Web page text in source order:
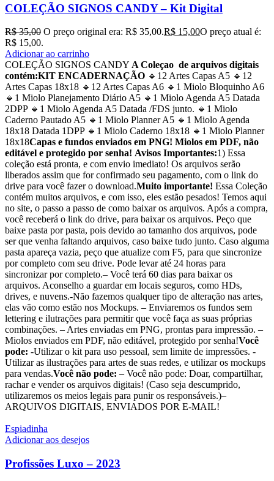
COLEÇÃO SIGNOS CANDY – Kit Digital
R$35,00 O preço original era: R$ 35,00.R$ 15,00O preço atual é:
R$ 15,00.
Adicionar ao carrinho
COLEÇÃO SIGNOS CANDY A Coleçao de arquivos digitais
contém:KIT ENCADERNAÇÃO 🔹12 Artes Capas A5 🔹12
Artes Capas 18x18 🔹12 Artes Capas A6 🔹1 Miolo Bloquinho A6
🔹1 Miolo Planejamento Diário A5 🔹1 Miolo Agenda A5 Datada
2DPP 🔹1 Miolo Agenda A5 Datada /FDS junto. 🔹1 Miolo
Caderno Pautado A5 🔹1 Miolo Planner A5 🔹1 Miolo Agenda
18x18 Datada 1DPP 🔹1 Miolo Caderno 18x18 🔹1 Miolo Planner
18x18Capas e fundos enviados em PNG! Miolos em PDF, não
editável e protegido por senha! Avisos Importantes:1) Essa
coleção está pronta, e com envio imediato! Os arquivos serão
liberados assim que for confirmado seu pagamento, com o link do
drive para você fazer o download.Muito importante! Essa Coleção
contém muitos arquivos, e com isso, eles estão pesados! Temos aqui
no site, o passo a passo de como baixar os arquivos. Após a compra,
você receberá o link do drive, para baixar os arquivos. Peço que
baixe pasta por pasta, pois devido ao tamanho dos arquivos, pode
ser que venha faltando arquivos, caso baixe tudo junto. Caso alguma
pasta apareça vazia, peço que atualize com F5, para que sincronize
por completo com seu drive. Pode levar até 24 horas para
sincronizar por completo.– Você terá 60 dias para baixar os
arquivos. Aconselho a guardar em locais seguros, como HDs,
drives, e nuvens.-Não fazemos qualquer tipo de alteração nas artes,
elas vão como estão nos Mockups. – Enviaremos os fundos sem
lettering e ilutrações para permitir que você faça as suas próprias
combinações. – Artes enviadas em PNG, prontas para impressão. –
Miolos enviados em PDF, não editável, protegido por senha!Você
pode: -Utilizar o kit para uso pessoal, sem limite de impressões. -
Utilizar as ilustrações para artes de suas redes, e utilizar os mockups
para vendas.Você não pode: – Você não pode: Doar, compartilhar,
rachar e vender os arquivos digitais! (Caso seja descumprido,
utilizaremos os meios legais para punir os responsáveis.)–
ARQUIVOS DIGITAIS, ENVIADOS POR E-MAIL!
Espiadinha
Adicionar aos desejos
Profissões Luxo – 2023